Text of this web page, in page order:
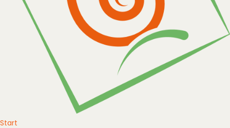
Start